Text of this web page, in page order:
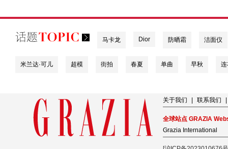
马卡龙 Dior 防晒霜 洁面仪
米兰达·可儿 超模 街拍 春夏 单曲 早秋
关于我们 联系我们
全球站点 GRAZIA
Grazia International